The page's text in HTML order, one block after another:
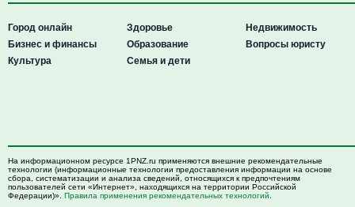
Город онлайн
Бизнес и финансы
Культура
Здоровье
Образование
Семья и дети
Недвижимость
Вопросы юристу
На информационном ресурсе 1PNZ.ru применяются внешние рекомендательные
технологии (информационные технологии предоставления информации на основе
сбора, систематизации и анализа сведений, относящихся к предпочтениям
пользователей сети «Интернет», находящихся на территории Российской
Федерации)». Правила применения рекомендательных технологий